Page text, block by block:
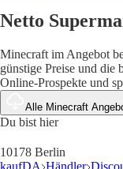
Netto
Minecraft im Angebot
günstige Preise und die
Online-Prospekte und
Alle Minecraft
Du bist hier
10178 Berlin